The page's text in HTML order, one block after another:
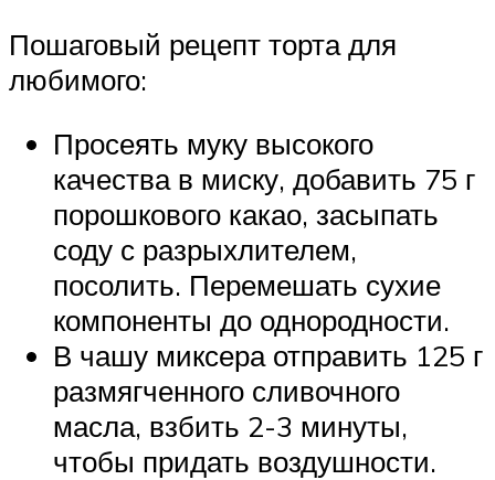
Пошаговый рецепт торта для
любимого:
Просеять муку высокого
качества в миску, добавить 75 г
порошкового какао, засыпать
соду с разрыхлителем,
посолить. Перемешать сухие
компоненты до однородности.
В чашу миксера отправить 125 г
размягченного сливочного
масла, взбить 2-3 минуты,
чтобы придать воздушности.